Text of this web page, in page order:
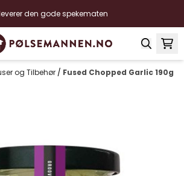
den gode spekematen
og Tilbehør / Fused Chopped Garlic 190g